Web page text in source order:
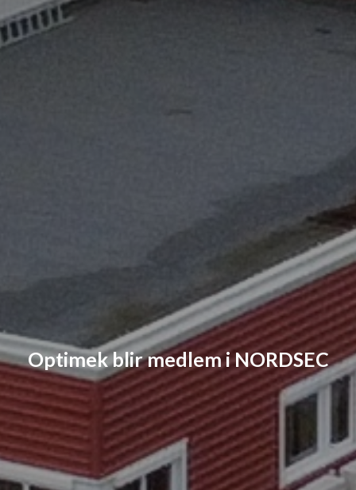
Optimek blir medlem i NORDSEC